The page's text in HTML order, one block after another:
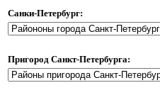
Санки-Петербург:
Пригород Санкт-Петербурга: